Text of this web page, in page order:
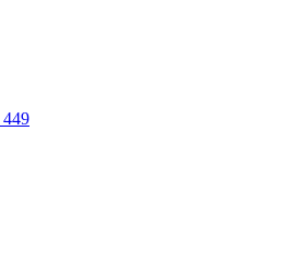
449